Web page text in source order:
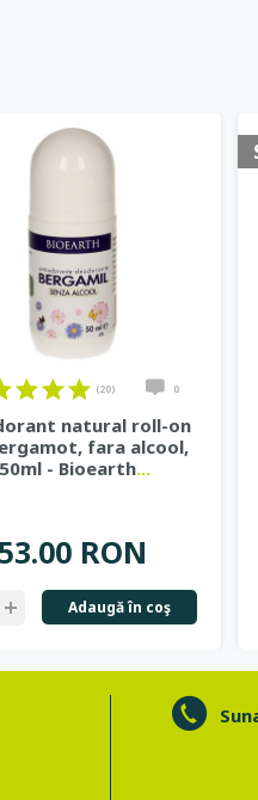
(20) 0
natural roll-on
fara alcool,
50ml - Bioearth...
53.00 RON
Adaugă în coş